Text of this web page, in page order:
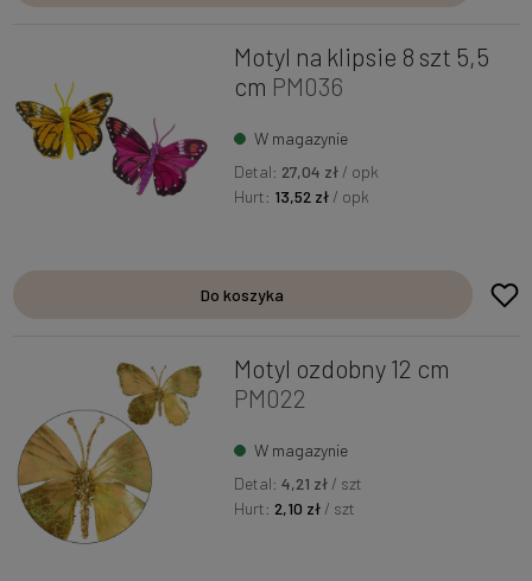
Motyl na klipsie 8 szt 5,5
cm PM036
W magazynie
Detal: 27,04 zł / opk
Hurt: 13,52 zł / opk
Do koszyka
Motyl ozdobny 12 cm
PM022
W magazynie
Detal: 4,21 zł / szt
Hurt:2,10 zł / szt